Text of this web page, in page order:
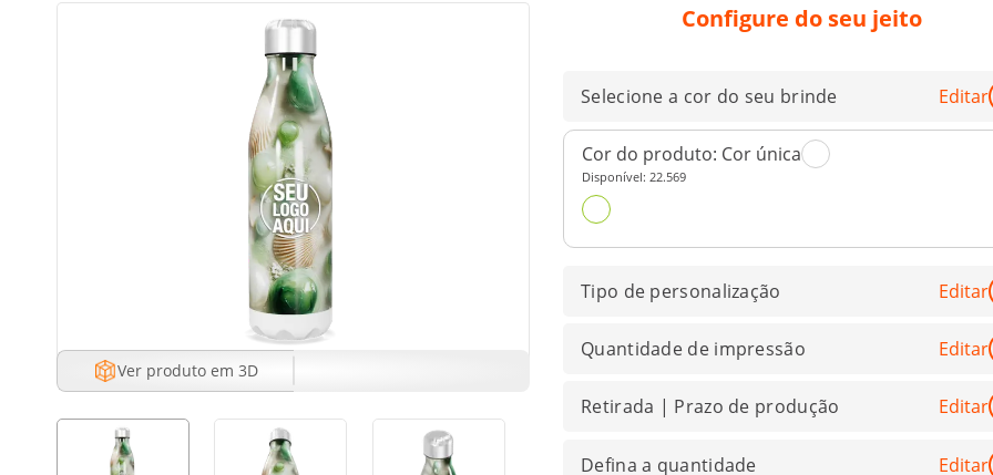
Ver produto em 3D
Configure do seu jeito
Selecione a cor do seu brinde Editar
Cor do produto: Cor única
Disponível: 22.569
Tipo de personalização Editar
Quantidade de impressão Editar
Retirada | Prazo de produção Editar
Defina a quantidade Editar